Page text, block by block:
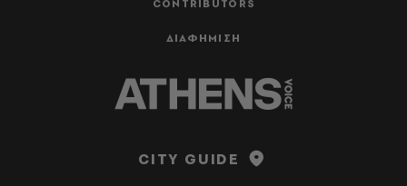
CONTRIBUTORS
ΔΙΑΦΗΜΙΣΗ
CITY GUIDE